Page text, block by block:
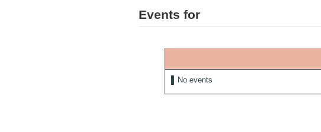
Events for
No events